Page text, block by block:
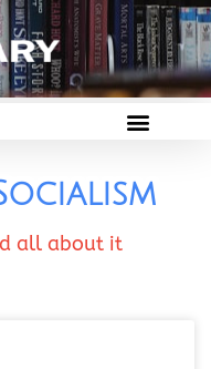
all about it